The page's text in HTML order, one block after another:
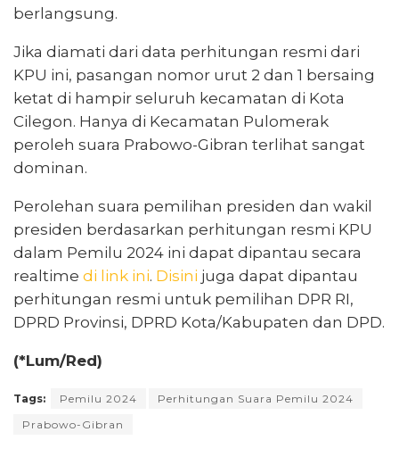
berlangsung.
Jika diamati dari data perhitungan resmi dari
KPU ini, pasangan nomor urut 2 dan 1 bersaing
ketat di hampir seluruh kecamatan di Kota
Cilegon. Hanya di Kecamatan Pulomerak
peroleh suara Prabowo-Gibran terlihat sangat
dominan.
Perolehan suara pemilihan presiden dan wakil
presiden berdasarkan perhitungan resmi KPU
dalam Pemilu 2024 ini dapat dipantau secara
realtime di link ini. Disini juga dapat dipantau
perhitungan resmi untuk pemilihan DPR RI,
DPRD Provinsi, DPRD Kota/Kabupaten dan DPD.
(*Lum/Red)
Tags: Pemilu 2024
Perhitungan Suara Pemilu 2024
Prabowo-Gibran